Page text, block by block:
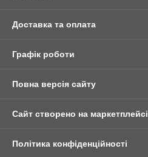
Доставка та оплата
Графік роботи
Повна версія сайту
Сайт створено на маркетплейсі
Політика конфіденційності